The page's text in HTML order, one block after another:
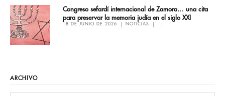
Congreso sefardí internacional de Zamora… una cita
para preservar la memoria judía en el siglo XXI
18 DE JUNIO DE 2026 NOTICIAS
ARCHIVO